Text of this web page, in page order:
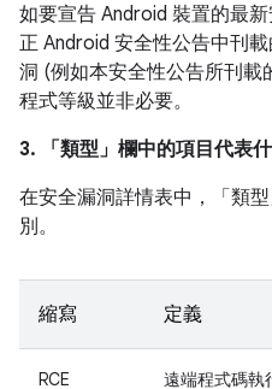
如要宣告 Android 裝置的最
正 Android 安全性公告中刊
洞 (例如本安全性公告所刊載
程式等級並非必要。
3. 「類型」 欄中的項目代表
在安全漏洞詳情表中，「類型
別。
縮寫 定義
RCE 遠端程式碼執